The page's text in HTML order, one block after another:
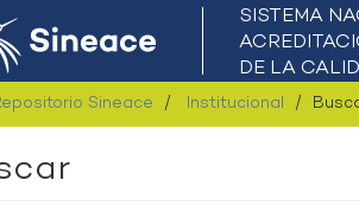
Sineace Institucional